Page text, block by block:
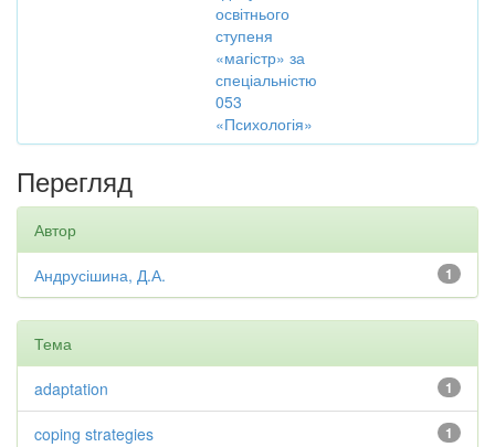
освітнього
ступеня
«магістр» за
спеціальністю
053
«Психологія»
Перегляд
Автор
1
Андрусішина, Д.А.
Тема
1
adaptation
1
coping strategies